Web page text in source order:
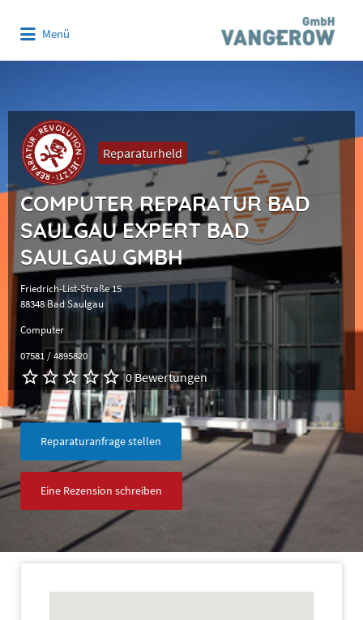
Menü
Reparaturheld
COMPUTER REPARATUR BAD
SAULGAU EXPERT BAD
SAULGAU GMBH
Friedrich-List-Straße 15
88348 Bad Saulgau
Computer
07581 / 4895820
0 Bewertungen
Reparaturanfrage stellen
Eine Rezension schreiben